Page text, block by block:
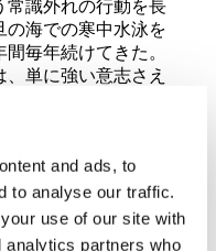
and ads, to
to analyse our traffic.
use of our site with
analytics partners who
常識外れの行動を長
の海での寒中水泳を
毎年続けてきた。
単に強い意志さえ
らしい快感（悦
をコントロールでき
悦びよりも勝ってい
再現したい想いが身